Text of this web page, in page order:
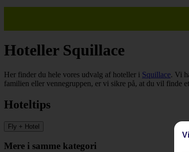
Hoteller Squillace
Her finder du hele vores udvalg af hoteller i Squillace. Vi
familien eller vennegruppen, er vi sikre på, at du vil finde
Hoteltips
Fly + Hotel
Mere i samme kategori